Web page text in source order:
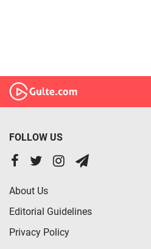
FOLLOW US
About Us
Editorial Guidelines
Privacy Policy